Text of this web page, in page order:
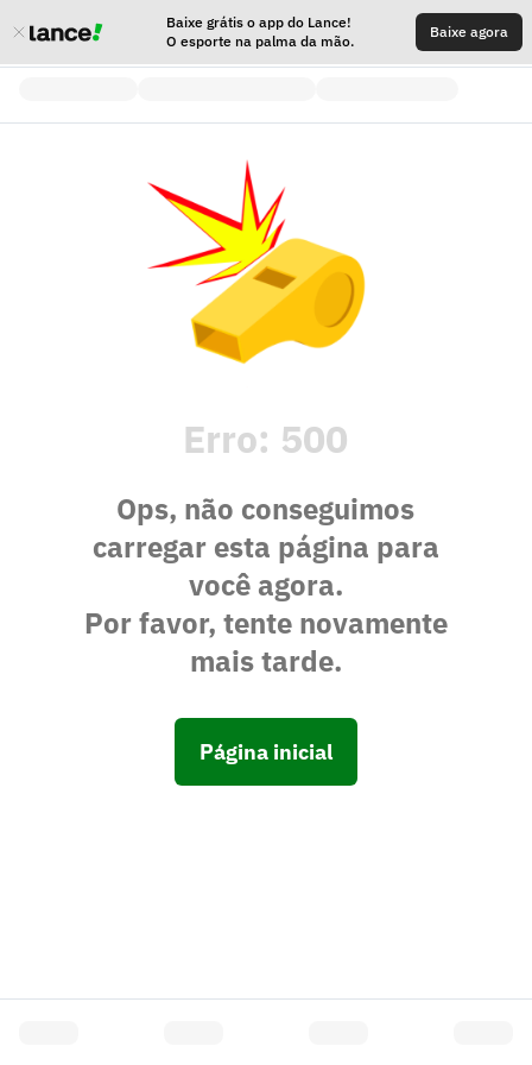
Baixe grátis o app do Lance!
O esporte na palma da mão.
Baixe agora
Erro: 500
Ops, não conseguimos
carregar esta página para
você agora.
Por favor, tente novamente
mais tarde.
Página inicial